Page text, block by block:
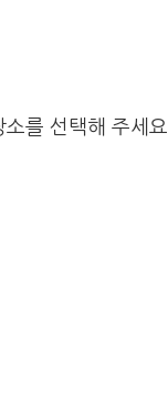
를 선택해 주세요